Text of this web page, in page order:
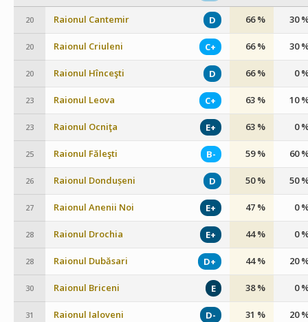
20 Raionul Cantemir D 66 % 30
20 Raionul Criuleni C+ 66 % 30
20 Raionul Hînceşti D 66 % 0
23 Raionul Leova C+ 63 % 10
23 Raionul Ocniţa E+ 63 % 0
25 Raionul Făleşti B- 59 % 60
26 Raionul Dondușeni D 50 % 50
27 Raionul Anenii Noi E+ 47 % 0
28 Raionul Drochia E+ 44 % 0
28 Raionul Dubăsari D+ 44 % 20
30 Raionul Briceni E 38 % 0
31 Raionul Ialoveni D- 31 % 20